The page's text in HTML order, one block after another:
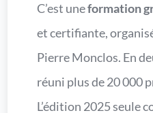
C’est uneformation
et certifiante,
Pierre Monclos. En
réuni plus de 20 000
L’édition 2025 seule